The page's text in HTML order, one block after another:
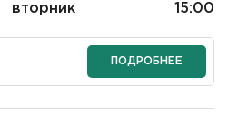
вторник 15:00
ПОДРОБНЕЕ